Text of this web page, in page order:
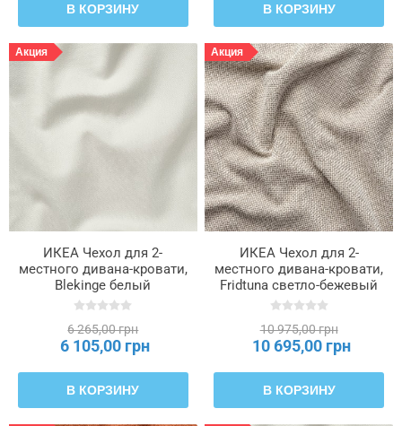
В КОРЗИНУ В КОРЗИНУ
Акция
ИКЕА Чехол для 2-
местного дивана-кровати,
Blekinge белый
SALTSJÖBADEN,
6 265,00 грн
6 105,00 грн
В КОРЗИНУ
Акция
ИКЕА Чехол для 2-
местного дивана-кровати,
Fridtuna светло-бежевый
SALTSJÖBADEN,
10 975,00 грн
10 695,00 грн
В КОРЗИНУ